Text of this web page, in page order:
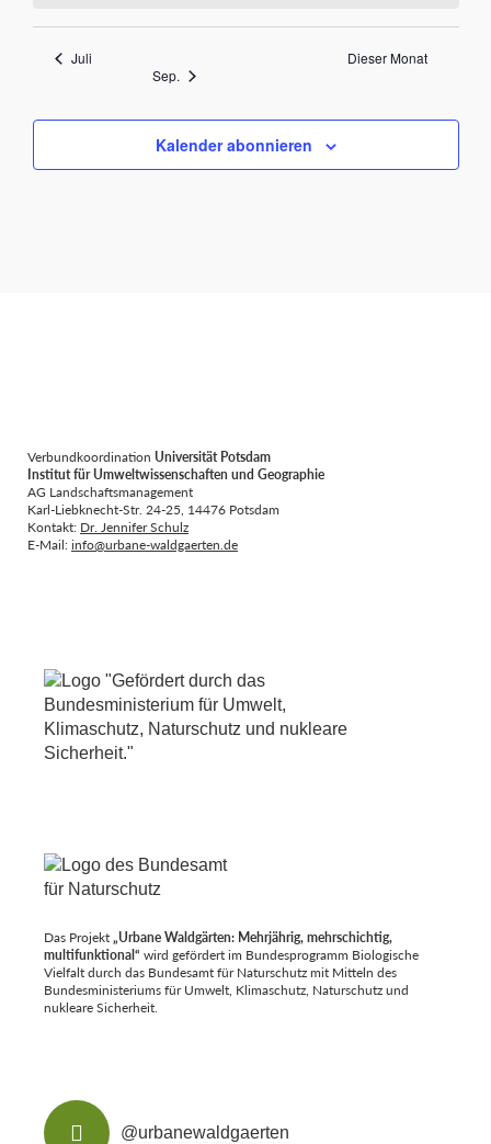
Juli
Dieser Monat
Sep.
Kalender abonnieren
Verbundkoordination Universität Potsdam
Institut für Umweltwissenschaften und Geographie
AG Landschaftsmanagement
Karl-Liebknecht-Str. 24-25, 14476 Potsdam
Kontakt: Dr. Jennifer Schulz
E-Mail:info@urbane-waldgaerten.de
Das Projekt„Urbane Waldgärten: Mehrjährig, mehrschichtig,
multifunktional“ wird gefördert im Bundesprogramm Biologische
Vielfalt durch das Bundesamt für Naturschutz mit Mitteln des
Bundesministeriums für Umwelt, Klimaschutz, Naturschutz und
nukleare Sicherheit.
@urbanewaldgaerten